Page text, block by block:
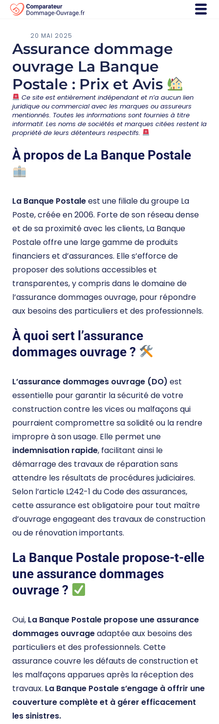
20 MAI 2025
Assurance dommage
ouvrage La Banque
Postale : Prix et Avis
Ce site est entièrement indépendant et n’a aucun lien
juridique ou commercial avec les marques ou assureurs
mentionnés. Toutes les informations sont fournies à titre
informatif. Les noms de sociétés et marques citées restent la
propriété de leurs détenteurs respectifs.
À propos de La Banque Postale
La Banque Postaleest une filiale du groupe La
Poste, créée en 2006. Forte de son réseau dense
et de sa proximité avec les clients, La Banque
Postale offre une large gamme de produits
financiers et d’assurances. Elle s’efforce de
proposer des solutions accessibles et
transparentes, y compris dans le domaine de
l’assurance dommages ouvrage, pour répondre
aux besoins des particuliers et des professionnels.
À quoi sert l’assurance
dommages ouvrage ?
L’assurance dommages ouvrage (DO) est
essentielle pour garantir la sécurité de votre
construction contre les vices ou malfaçons qui
pourraient compromettre sa solidité ou la rendre
impropre à son usage. Elle permet une
indemnisation rapide, facilitant ainsi le
démarrage des travaux de réparation sans
attendre les résultats de procédures judiciaires.
Selon l’article L242-1 du Code des assurances,
cette assurance est obligatoire pour tout maître
d’ouvrage engageant des travaux de construction
ou de rénovation importants.
La Banque Postale propose-t-elle
une assurance dommages
ouvrage ?
Oui, La Banque Postale propose une assurance
dommages ouvrageadaptée aux besoins des
particuliers et des professionnels. Cette
assurance couvre les défauts de construction et
les malfaçons apparues après la réception des
travaux. La Banque Postale s’engage à offrir une
couverture complète et à gérer efficacement
les sinistres.